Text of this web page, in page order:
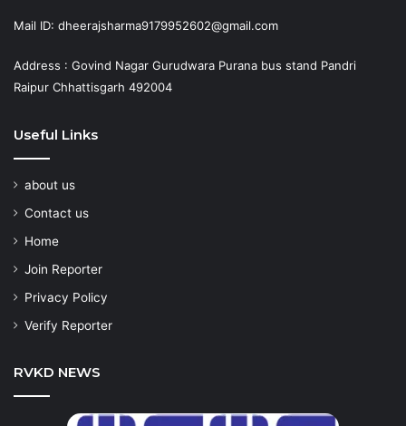
Mail ID: dheerajsharma9179952602@gmail.com
Address : Govind Nagar Gurudwara Purana bus stand Pandri
Raipur Chhattisgarh 492004
Useful Links
about us
Contact us
Home
Join Reporter
Privacy Policy
Verify Reporter
RVKD NEWS